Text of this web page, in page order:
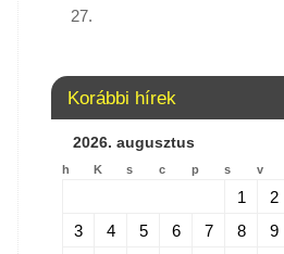
27.
Korábbi hírek
2026. augusztus
h K s c p s v
1
2
3
4 5 6 7 8
9